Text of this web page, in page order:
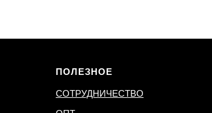
ПОЛЕЗНОЕ
СОТРУДНИЧЕСТВО